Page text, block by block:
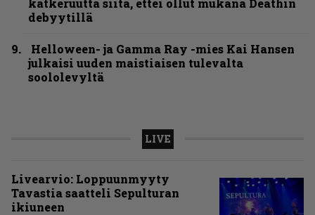
katkeruutta siitä, ettei ollut mukana Deathin
debyytillä
Helloween- ja Gamma Ray -mies Kai Hansen
julkaisi uuden maistiaisen tulevalta
soololevyltä
LIVE
Livearvio: Loppuunmyyty
Tavastia saatteli Sepulturan
ikiuneen